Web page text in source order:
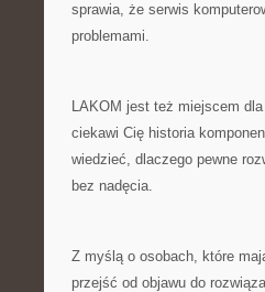
sprawia, że serwis
problemami.
LAKOM jest też miejscem
ciekawi Cię historia
wiedzieć, dlaczego pewne
bez nadęcia.
Z myślą o osobach, które
przejść od objawu do